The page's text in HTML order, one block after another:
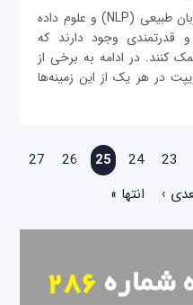
در زمینه یادگیری عمیق، پردازش زبان طبیعی (NLP) و علوم داده
و قدرتمندی وجود دارند که
کنند. در ادامه به برخی از
در هر یک از این زمینه‌ها
23
24
25
26
27
› انتها »